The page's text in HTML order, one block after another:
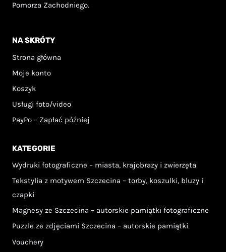
Pomorza Zachodniego.
NA SKRÓTY
Strona główna
Moje konto
Koszyk
Usługi foto/video
PayPo – Zapłać później
KATEGORIE
Wydruki fotograficzne – miasta, krajobrazy i zwierzęta
Tekstylia z motywem Szczecina – torby, koszulki, bluzy i
czapki
Magnesy ze Szczecina – autorskie pamiątki fotograficzne
Puzzle ze zdjęciami Szczecina – autorskie pamiątki
Vouchery